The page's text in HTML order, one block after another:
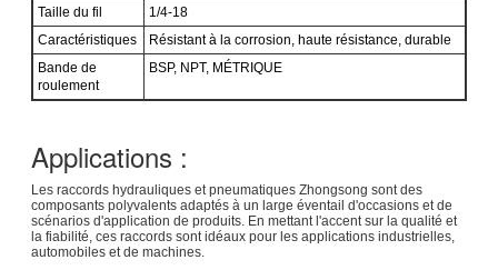
Taille du fil
1/4-18
Caractéristiques
Résistant à la corrosion, haute résistance, durable
Bande de
roulement
BSP, NPT, MÉTRIQUE
Applications :
Les raccords hydrauliques et pneumatiques Zhongsong sont des
composants polyvalents adaptés à un large éventail d'occasions et de
scénarios d'application de produits. En mettant l'accent sur la qualité et
la fiabilité, ces raccords sont idéaux pour les applications industrielles,
automobiles et de machines.